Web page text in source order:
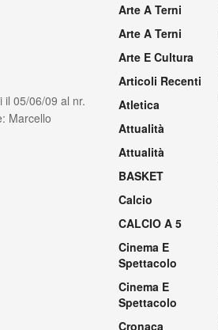
il 05/06/09 al nr.
Marcello
Arte A Terni
Arte A Terni
Arte E Cultura
Articoli Recenti
Atletica
Attualità
Attualità
BASKET
Calcio
CALCIO A 5
Cinema E
Spettacolo
Cinema E
Spettacolo
Cronaca